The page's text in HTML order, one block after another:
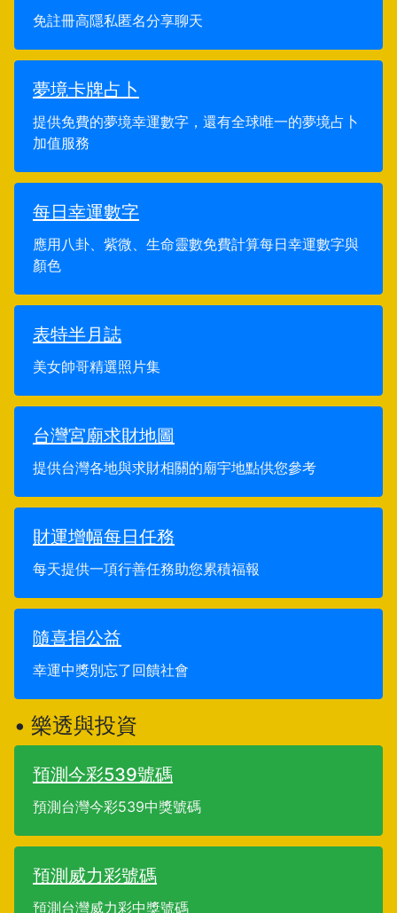
免註冊高隱私匿名分享聊天
夢境卡牌占卜
提供免費的夢境幸運數字，還有全球唯一的夢境占卜
加值服務
每日幸運數字
應用八卦、紫微、生命靈數免費計算每日幸運數字與
顏色
表特半月誌
美女帥哥精選照片集
台灣宮廟求財地圖
提供台灣各地與求財相關的廟宇地點供您參考
財運增幅每日任務
每天提供一項行善任務助您累積福報
隨喜捐公益
幸運中獎別忘了回饋社會
• 樂透與投資
預測今彩539號碼
預測台灣今彩539中獎號碼
預測威力彩號碼
預測台灣威力彩中獎號碼